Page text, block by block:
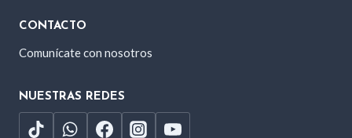
CONTACTO
Comunícate con nosotros
NUESTRAS REDES